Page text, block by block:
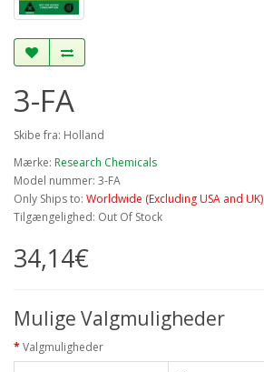
3-FA
Skibe fra: Holland
Mærke: Research Chemicals
Model nummer: 3-FA
Only Ships to: Worldwide (Excluding USA and UK)
Tilgængelighed: Out Of Stock
34,14€
Mulige Valgmuligheder
Valgmuligheder